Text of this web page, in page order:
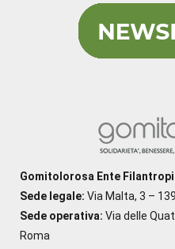
Gomitolorosa Ente
Sede legale: Via Malta, 3 –
Sede operativa: Via delle
Roma